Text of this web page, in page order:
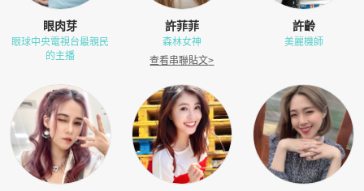
眼肉芽
眼球中央電視台最親民
的主播
許菲菲
森林女神
查看串聯貼文>
許齡
美麗機師